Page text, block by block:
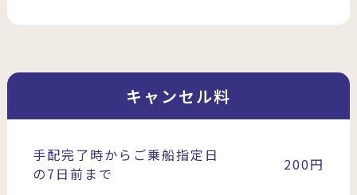
キャンセル料
手配完了時からご乗船指定日
の7日前まで
200円